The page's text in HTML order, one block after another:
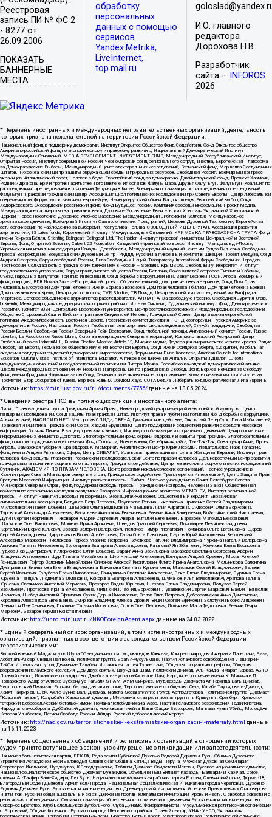
Реестровая
запись ПИ № ФС 2
- 8277 от
26.09.2006
ПОКАЗАТЬ
БАННЕРНЫЕ
МЕСТА
обработку
персональных
данных с помощью
сервисов
Yandex.Metrika,
LiveInternet,
top.mail.ru
И.О. главного
редактора
Дорохова Н.В.
Разработчик
сайта –
INFOROS
2026
* Перечень иностранных и международных неправительственных организаций, деятельность
которых признана нежелательной на территории Российской Федерации:
Национальный фонд в поддержку демократии, Институт Открытое Общество Фонд Содействия, Фонд Открытое общество,
Американо-российский фонд по экономическому и правовому развитию, Национальный Демократический Институт
Международных Отношений, MEDIA DEVELOPMENT INVESTMENT FUND, Международный Республиканский Институт,
Открытая Россия, Институт современной России, Черноморский фонд регионального сотрудничества, Европейская Платформа
за Демократические Выборы, Международный центр электоральных исследований, Германский фонд Маршалла Соединенных
Штатов, Тихоокеанский центр защиты окружающей среды и природных ресурсов, Свободная Россия, Всемирный конгресс
украинцев, Атлантический совет, Человек в беде, Европейский фонд за демократию, Джеймстаунский фонд, Прожект Хармони,
Родники дракона, Врачи против насильственного извлечения органов, Фалунь Дафа, Друзья Фалуньгун, Фалуньгун, Коалиция по
расследованию преследования в отношении Фалуньгун в Китае, Всемирная организация по расследованию преследований
Фалуньгун, Пражский гражданский центр, Ассоциация школ политических исследований при Совете Европы, Центр либеральной
современности, Форум русскоязычных европейцев, Немецко-русский обмен, Бард колледж, Европейский выбор, Фонд
Ходорковского, Оксфордский российский фонд, Фонд Будущее России, Компания свободы информации, Проект Медиа,
Международное партнерство за права человека, Духовное Управление Евангельских Христиан Украинской Христианской
Церкви, Новое Поколение, Духовное Учебное Заведение Международный Библейский Колледж, Международное
христианское движение, Всемирный Институт Саентологических Предприятий, Церковь Духовной Технологии, Европейская
сеть организаций по наблюдению за выборами, Республика Польша, СВОБОДНЫЙ ИДЕЛЬ-УРАЛ, Ассоциация развития
журналистики, IStories fonds, Королевский Институт Международных Отношений, КРИМСЬКА ПРАВОЗАХИСНА ГРУПА, Фонд
имени Генриха Бёлля, Stichting Bellingcat, Bellingcat Ltd, The Insider, Институт правовой инициативы Центральной и Восточной
Европы, Фонд Открытой Эстонии, Calvert 22 Foundation, Канадский украинский конгресс, Институт Макдональда-Лорье,
Украинская национальная федерация Канады, Декабристы, Международный научный центр им Вудро Вильсона, Свободная
пресса, Возрождение, Всеукраинский духовный центр , Риддл, Русский антивоенный комитет в Швеции, Проект Медуза, Фонд
Андрея Сахарова, Форум свободной России, Лига Свободных Наций, Transparеncy International, Форум Свободных Народов
ПостРоссии, Солидарность с гражданским движением в России – Solidarus, КрымSOS, Свободный университет, Институт
государственного управления, Форум гражданского общества Россия, Беллона, Союз жителей островов Тисима и Хабомаи,
Съезд народных депутатов, Гринпис Интернешнл, Фонд борьбы с коррупцией Инк, Завет церквей TCCN, Агора, Всемирный
фонд природы, BDR Novaja Gazeta-Europe, Алтай проект, Образовательный дом прав человека Чернигов, Фонд Дом Прав
Человека, Белорусский дом прав человека имени Бориса Звозскова, Дом прав человека Тбилиси, Дом прав человека Ереван,
Дом прав человека Крым, Центр дикого лосося, TVR Studios, ТВ Дождь, Центр европейских исследований им Вилфрида
Мартенса, Сетевое объединение журналистов расследователей, АЛЛАТРА, За свободную Россию, Свободная Бурятия, Uralic,
UnKremlin, Международная федерация транспортных рабочих, ИстЧам Финланд, Гудзоновский институт, Фонд Демократического
Развития, Комитет-2024, Центрально-Европейский университет, Центр восточноевропейских и международных исследований,
Общество Сторожевой башни, Библии и трактатов Свидетелей Иеговы, Гражданский Совет, Центр анализа европейской
политики, Академическая сеть Восточная Европа, Российский комитет действия, РЭНД корпорейшн, Русская Америка за
демократию в России, Настоящая Россия, Глобальная сеть журналистов-расследователей, Служба поддержки, Свободная
Россия Берлин, Свободная Россия Северный Рейн-Вестфалия, Фонд глобальной помощи, Антивоенный комитет России, Russie-
Libertes, La Asocicion de Rusos Libres, Союз за возвращение Северных территорий, Крымскотатарский Ресурсный Центр,
Глобальный союз IndustriALL, Russian Election Monitor, Article 19, Мнение медиа, Федерация анархического черного креста, Радио
Свободная Европа, Германское общество изучения Восточной Европы, Фонд имени Фридриха Эберта, XZ gGmbH, Мобильная
академия поддержки гендерной демократии и миротворчества, Форум имени Льва Копелева, American Councils for International
Education, Cultural Vistas, Institute of International Education, Антивоенное движение Антальи, Открытый диалог, Школа
международных отношений и государственной политики им Питера Мунка, Российско-канадский демократический альянс,
Школа международных отношений им Нормана Патерсона, Центр Гражданских Свобод, Фонд Бориса Немцова за Свободу,
Фонд имени Фридриха Науманна за свободу, Феминистское антивоенное сопротивление, Комитет независимости Ингушетии,
Прометей, Stop Occupation of Karelia, Вернись живым, Фридом Хаус, СОТА медиа, Либерально-демократическая Лига Украины
Источник: https://minjust.gov.ru/ru/documents/7756/данные на 13.05.2024
* Сведения реестра НКО, выполняющих функции иностранного агента:
Лилит, Правозащитная группа Гражданин.Армия.Право, Нижегородский центр немецкой и европейской культуры, Центр
гендерных исследований, Фонд защиты прав граждан Штаб, Институт права и публичной политики, Фонд борьбы с коррупцией,
Альянс врачей, НАСИЛИЮ.НЕТ, Мы против СПИДа, СВЕЧА, Гуманитарное действие, Открытый Петербург, Лига Избирателей,
Правовая инициатива, Гражданский Союз, Хасдей Ерушалаим, Центр поддержки и содействия развитию средств массовой
информации, Горячая Линия, В защиту прав заключенных, Институт глобализации и социальных движений, Центр социально-
информационных инициатив Действие, Благотворительный фонд охраны здоровья и защиты прав граждан, Благотворительный
фонд помощи осужденным и их семьям, Фонд Тольятти, Новое время, Серебряная тайга, Так-Так-Так, Сова, центр Анна, Проект
Апрель, Самарская губерния, Эра здоровья, Мемориал, Аналитический Центр Юрия Левады, Издательство Парк Гагарина,
Фонд имени Андрея Рылькова, Сфера, Центр СИБАЛЬТ, Уральская правозащитная группа, Женщины Евразии, Институт прав
человека, Фонд защиты гласности, Российский исследовательский центр по правам человека, Дальневосточный центр развития
гражданских инициатив и социального партнерства, Гражданское действие, Центр независимых социологических исследований,
Сутяжник, АКАДЕМИЯ ПО ПРАВАМ ЧЕЛОВЕКА, Центр развития некоммерческих организаций, Частное учреждение в
Калининграде Совета Министров северных стран, Гражданское содействие, Трансперенси Интернешнл-Р, Центр Защиты Прав
Средств Массовой Информации, Институт развития прессы - Сибирь, Частное учреждение в Санкт-Петербурге Совета
Министров Северных Стран, Фонд поддержки свободы прессы, Гражданский контроль, Человек и Закон, Общественная
комиссия по сохранению наследия академика Сахарова, Информационное агентство МЕМО. РУ, Институт региональной
прессы, Институт Развития Свободы Информации, Экозащита!-Женсовет, Общественный вердикт, Евразийская
антимонопольная ассоциация, Бедушев Петр Петрович, Дзугкоева Регина Николаевна, Кривенко Сергей Владимирович,
Милославский Павел Юрьевич, Шнырова Ольга Вадимовна, Чанышева Лилия Айратовна, Сидорович Ольга Борисовна,
Туровский Александр Алексеевич, Васильева Анастасия Евгеньевна, Ривина Анна Валерьевна, Бойко Анатолий Николаевич,
Дугин Сергей Георгиевич, Пивоваров Андрей Сергеевич, Аверин Виталий Евгеньевич, Барахоев Магомед Бекханович,
Шарипков Олег Викторович, Мошель Ирина Ароновна, Шведов Григорий Сергеевич, Пономарев Лев Александрович,
Каргалицкий Борис Юльевич, Созаев Валерий Валерьевич, Исламов Тимур Рифгатович, Романова Ольга Евгеньевна, Щаров
Сергей Алексадрович, Цирульников Борис Альбертович, Гасан Ольга Павловна, Паутов Юрий Анатольевич, Верховский
Александр Маркович, Пислакова-Паркер Марина Петровна, Кочеткова Татьяна Владимировна, Чуркина Наталья Валерьевна,
Акимова Татьяна Николаевна, Золотарева Екатерина Александровна, Рачинский Ян Збигневич, Жемкова Елена Борисовна,
Гудков Лев Дмитриевич, Илларионова Юлия Юрьевна, Саранг Анна Васильевна, Захарова Светлана Сергеевна, Аверин
Владимир Анатольевич, Щур Татьяна Михайловна, Щур Николай Алексеевич, Блинушов Андрей Юрьевич, Мосин Алексей
Геннадьевич, Гефтер Валентин Михайлович, Симонов Алексей Кириллович, Флиге Ирина Анатольевна, Мельникова Валентина
Дмитриевна, Вититинова Елена Владимировна, Баженова Светлана Куприяновна, Максимов Сергей Владимирович, Беляев
Сергей Иванович, Голубева Елена Николаевна, Ганнушкина Светлана Алексеевна, Закс Елена Владимировна, Буртина Елена
Юрьевна, Гендель Людмила Залмановна, Кокорина Екатерина Алексеевна, Шуманов Илья Вячеславович, Арапова Галина
Юрьевна, Свечников Анатолий Мариевич, Прохоров Вадим Юрьевич, Шахова Елена Владимировна, Подузов Сергей
Васильевич, Протасова Ирина Вячеславовна, Литинский Леонид Борисович, Лукашевский Сергей Маркович, Бахмин Вячеслав
Иванович, Шабад Анатолий Ефимович, Сухих Дарья Николаевна, Орлов Олег Петрович, Добровольская Анна Дмитриевна,
Королева Александра Евгеньевна, Смирнов Владимир Александрович, Вицин Сергей Ефимович, Золотухин Борис Андреевич,
Левинсон Лев Семенович, Локшина Татьяна Иосифовна, Орлов Олег Петрович, Полякова Мара Федоровна, Резник Генри
Маркович, Захаров Герман Константинович
Источник: http://unro.minjust.ru/NKOForeignAgent.aspxданные на 24.03.2022
* Единый федеральный список организаций, в том числе иностранных и международных
организаций, признанных в соответствии с законодательством Российской Федерации
террористическими:
Высший военный Маджлисуль Шура Объединенных сил моджахедов Кавказа, Конгресс народов Ичкерии и Дагестана, База,
Асбат аль-Ансар, Священная война, Исламская группа, Братья-мусульмане, Партия исламского освобождения, Лашкар-И-
Тайба, Исламская группа, Движение Талибан, Исламская партия Туркестана, Общество социальных реформ, Общество
возрождения исламского наследия, Дом двух святых, Джунд аш-Шам, Исламский джихад, Аль-Каида, Имарат Кавказ, АБТО,
Правый сектор, Исламское государство, Джабха аль-Нусра ли-Ахль аш-Шам, Народное ополчение имени К. Минина и Д.
Пожарского, Аджр от Аллаха Субхану уа Тагьаля SHAM, АУМ Синрике, Муджахеды джамаата Ат-Тавхида Валь-Джихад,
Чистопольский Джамаат, Рохнамо ба суи давлати исломи, Террористическое сообщество Сеть, Катиба Таухид валь-Джихад,
Хайят Тахрир аш-Шам, Ахлю Сунна Валь Джамаа, National Socialism/White Power, Артподготовка, Религиозная группа “Джамаат
“Красный пахарь”, Колумбайн, Хатлонский джамаат, Мусульманская религиозная группа п. Кушкуль г. Оренбург, Крымско-
татарский добровольческий батальон имени Номана Челебиджихана, Азов, Партия исламского возрождения Таджикистана,
Народная самооборона, Дуббайский джамаат, московская ячейка, Батал-Хаджи Белхороев, Маньяки Культ Убийц, Молодёжь
Которая Улыбается, Легион Свобода России, Айдар, Русский добровольческий корпус
Источник: http://nac.gov.ru/terroristicheskie-i-ekstremistskie-organizacii-i-materialy.html данные
на 16.11.2023
* Перечень общественных объединений и религиозных организаций в отношении которых
судом принято вступившее в законную силу решение о ликвидации или запрете деятельности:
Национал-большевистская партия, ВЕК РА, Рада земли Кубанской Духовно Родовой Державы Русь, Община Духовного
Управления Асгардской Веси Беловодья, Славянская Община Капища Веды Перуна, Мужская Духовная Семинария
Староверов-Инглингов, Нурджулар, К Богодержавию, Таблиги Джамаат, Свидетели Иеговы, Русское национальное единство,
Национал-социалистическое общество, Джамаат мувахидов, Объединенный Вилайат Кабарды, Балкарии и Карачая, Союз
славян, Ат-Такфир Валь-Хиджра, Пит Буль, Национал-социалистическая рабочая партия России, Славянский союз, Формат-18,
Благородный Орден Дьявола, Армия воли народа, Национальная Социалистическая Инициатива города Череповца, Духовно-
Родовая Держава Русь, Русское национальное единство, Древнерусской Инглистической церкви Православных Староверов-
Инглингов, Русский общенациональный союз, Движение против нелегальной иммиграции, Кровь и Честь, О свободе совести и о
религиозных объединениях, Омская организация общественного политического движения Русское национальное единство,
Северное Братство, Клуб Болельщиков Футбольного Клуба Динамо, Файзрахманисты, Мусульманская религиозная организация
п. Боровский, Община Коренного Русского народа Щелковского района, Правый сектор, УНА - УНСО, Украинская